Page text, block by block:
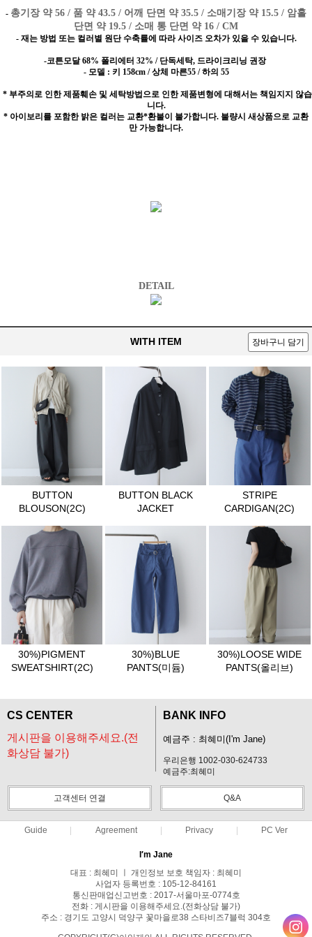
- 총기장 약 56 / 품 약 43.5 / 어깨 단면 약 35.5 / 소매기장 약 15.5 / 암홀
단면 약 19.5 / 소매 통 단면 약 16 / CM
- 재는 방법 또는 컬러별 원단 수축률에 따라 사이즈 오차가 있을 수 있습니다.
-코튼모달 68% 폴리에터 32% / 단독세탁, 드라이크리닝 권장
- 모델 : 키 158cm / 상체 마른55 / 하의 55
* 부주의로 인한 제품훼손 및 세탁방법으로 인한 제품변형에 대해서는 책임지지 않습
니다.
* 아이보리를 포함한 밝은 컬러는 교환*환불이 불가합니다. 불량시 새상품으로 교환
만 가능합니다.
DETAIL
WITH ITEM 장바구니 담기
BUTTON
BLOUSON(2C)
BUTTON BLACK
JACKET
STRIPE
CARDIGAN(2C)
30%)PIGMENT
SWEATSHIRT(2C)
30%)BLUE
PANTS(미듐)
30%)LOOSE WIDE
PANTS(올리브)
CS CENTER
게시판을 이용해주세요.(전
화상담 불가)
BANK INFO
예금주 : 최혜미(I'm Jane)
우리은행 1002-030-624733
예금주:최혜미
고객센터 연결 Q&A
Guide Agreement Privacy PC Ver
I′m Jane
대표 : 최혜미 ㅣ 개인정보 보호 책임자 : 최혜미
사업자 등록번호 : 105-12-84161
통신판매업신고번호 : 2017-서울마포-0774호
전화 : 게시판을 이용해주세요.(전화상담 불가)
주소 : 경기도 고양시 덕양구 꽃마을로38 스타비즈7블럭 304호